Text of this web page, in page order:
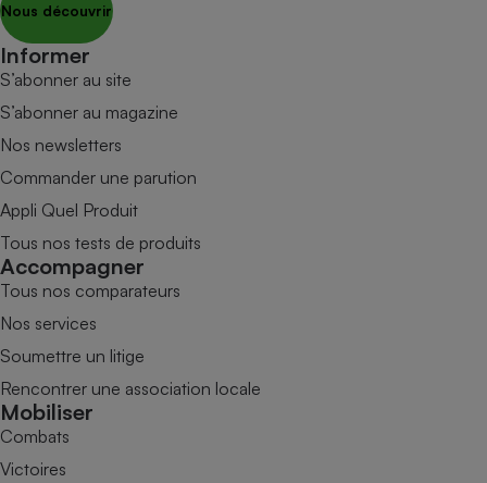
Nous découvrir
Informer
S’abonner au site
S’abonner au magazine
Nos newsletters
Commander une parution
Appli Quel Produit
Tous nos tests de produits
Accompagner
Tous nos comparateurs
Nos services
Soumettre un litige
Rencontrer une association locale
Mobiliser
Combats
Victoires